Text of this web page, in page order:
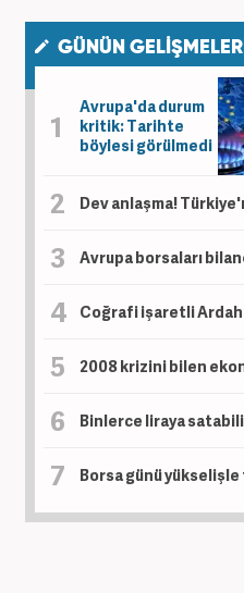
GÜNÜN GELİŞMELERİ
Avrupa'da durum
kritik: Tarihte
böylesi görülmedi